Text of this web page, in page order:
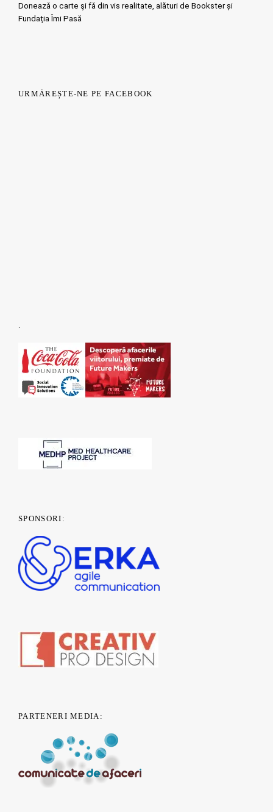
Doneazǎ o carte şi fǎ din vis realitate, alături de Bookster și
Fundația Îmi Pasă
URMĂREȘTE-NE PE FACEBOOK
.
SPONSORI:
PARTENERI MEDIA: